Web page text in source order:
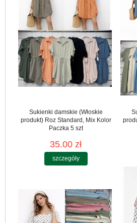
Sukienki damskie (Włoskie
produkt) Roz Standard, Mix Kolor
Paczka 5 szt
35.00 zł
szczegóły